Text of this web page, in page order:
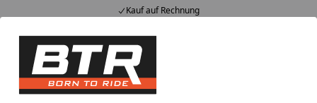
Kauf auf Rechnung
Alle Produkte
Mein Konto
Suchen